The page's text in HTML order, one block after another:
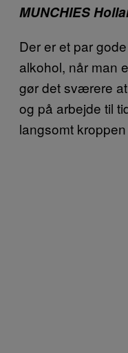
MUNCHIES
Der er et par
alkohol, når man
gør det sværere
og på arbejde til
langsomt